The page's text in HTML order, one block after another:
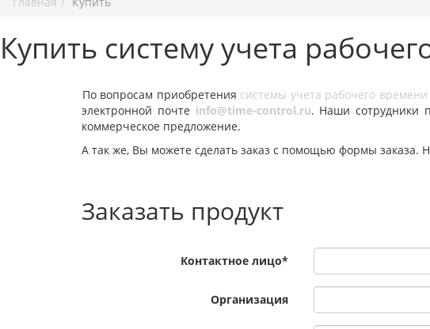
Купить систему учета
По вопросам приобретения системы учета рабочего времени
электронной почте info@time-control.ru. Наши сотрудники
коммерческое предложение.
А так же, Вы можете сделать заказ с помощью формы заказа.
Заказать продукт
Контактное лицо*
Организация